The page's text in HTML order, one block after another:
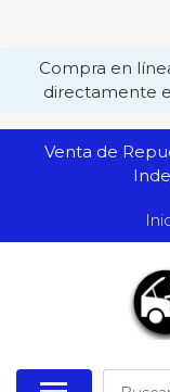
Compra en
directamente
Venta de